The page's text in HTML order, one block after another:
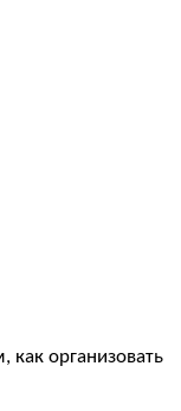
как организовать